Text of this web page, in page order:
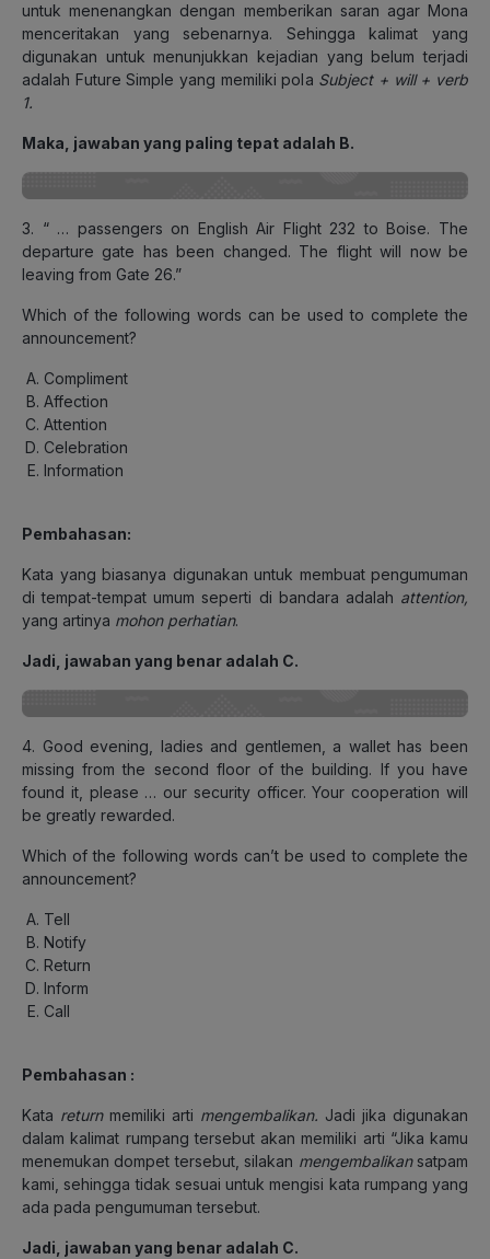
untuk menenangkan dengan memberikan saran agar Mona
menceritakan yang sebenarnya. Sehingga kalimat yang
digunakan untuk menunjukkan kejadian yang belum terjadi
adalah Future Simple yang memiliki pola Subject + will + verb
1.
Maka, jawaban yang paling tepat adalah B.
3. “ … passengers on English Air Flight 232 to Boise. The
departure gate has been changed. The flight will now be
leaving from Gate 26.”
Which of the following words can be used to complete the
announcement?
Compliment
Affection
Attention
Celebration
Information
Pembahasan:
Kata yang biasanya digunakan untuk membuat pengumuman
di tempat-tempat umum seperti di bandara adalah attention,
yang artinya mohon perhatian.
Jadi, jawaban yang benar adalah C.
4. Good evening, ladies and gentlemen, a wallet has been
missing from the second floor of the building. If you have
found it, please … our security officer. Your cooperation will
be greatly rewarded.
Which of the following words can’t be used to complete the
announcement?
Tell
Notify
Return
Inform
Call
Pembahasan :
Kata return memiliki arti mengembalikan. Jadi jika digunakan
dalam kalimat rumpang tersebut akan memiliki arti “Jika kamu
menemukan dompet tersebut, silakan mengembalikansatpam
kami, sehingga tidak sesuai untuk mengisi kata rumpang yang
ada pada pengumuman tersebut.
Jadi, jawaban yang benar adalah C.